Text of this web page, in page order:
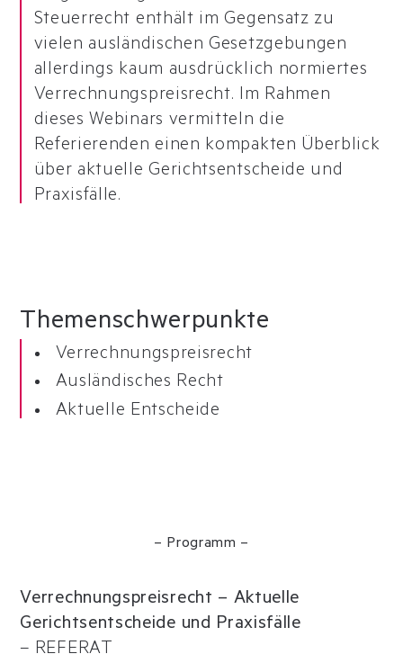
Steuerrecht enthält im Gegensatz zu
vielen ausländischen Gesetzgebungen
allerdings kaum ausdrücklich normiertes
Verrechnungspreisrecht. Im Rahmen
dieses Webinars vermitteln die
Referierenden einen kompakten Überblick
über aktuelle Gerichtsentscheide und
Praxisfälle.
Themenschwerpunkte
Verrechnungspreisrecht
Ausländisches Recht
Aktuelle Entscheide
– Programm –
Verrechnungspreisrecht – Aktuelle
Gerichtsentscheide und Praxisfälle
– REFERAT